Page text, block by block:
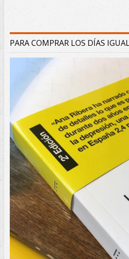
PARA COMPRAR LOS DÍAS